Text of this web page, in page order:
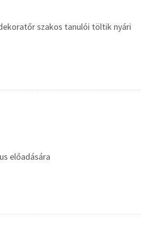
szakos tanulói töltik nyári
előadására